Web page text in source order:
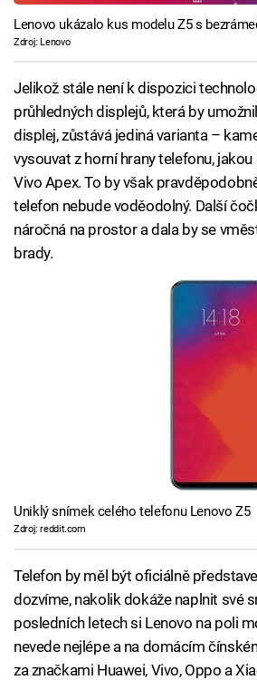
Lenovo ukázalo kus modelu Z5 s
Zdroj: Lenovo
Jelikož stále není k dispozici
průhledných displejů, která by
displej, zůstává jediná varianta –
vysouvat z horní hrany telefonu,
Vivo Apex. To by však
telefon nebude voděodolný. Další
náročná na prostor a dala by se
brady.
Uniklý snímek celého telefonu Lenovo Z5
Zdroj: reddit.com
Telefon by měl být oficiálně
dozvíme, nakolik dokáže naplnit své
posledních letech si Lenovo na poli
nevede nejlépe a na domácím
za značkami Huawei, Vivo, Oppo a